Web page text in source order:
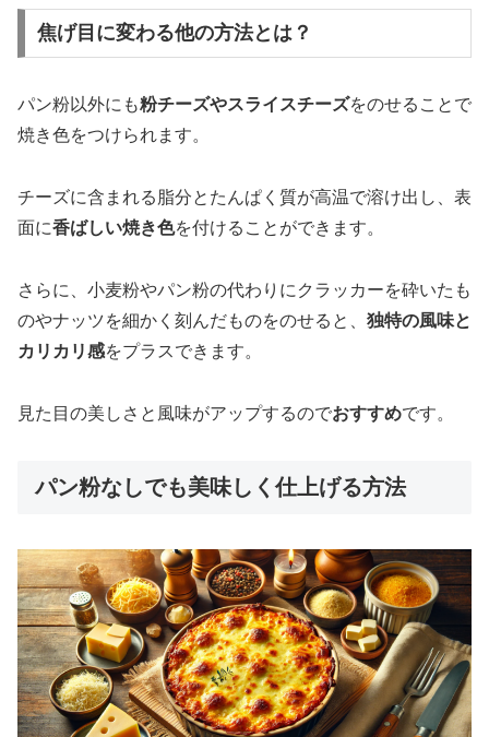
焦げ目に変わる他の方法とは？
パン粉以外にも粉チーズやスライスチーズをのせることで
焼き色をつけられます。
チーズに含まれる脂分とたんぱく質が高温で溶け出し、表
面に香ばしい焼き色を付けることができます。
さらに、小麦粉やパン粉の代わりにクラッカーを砕いたも
のやナッツを細かく刻んだものをのせると、 独特の風味と
カリカリ感をプラスできます。
見た目の美しさと風味がアップするのでおすすめです。
パン粉なしでも美味しく仕上げる方法